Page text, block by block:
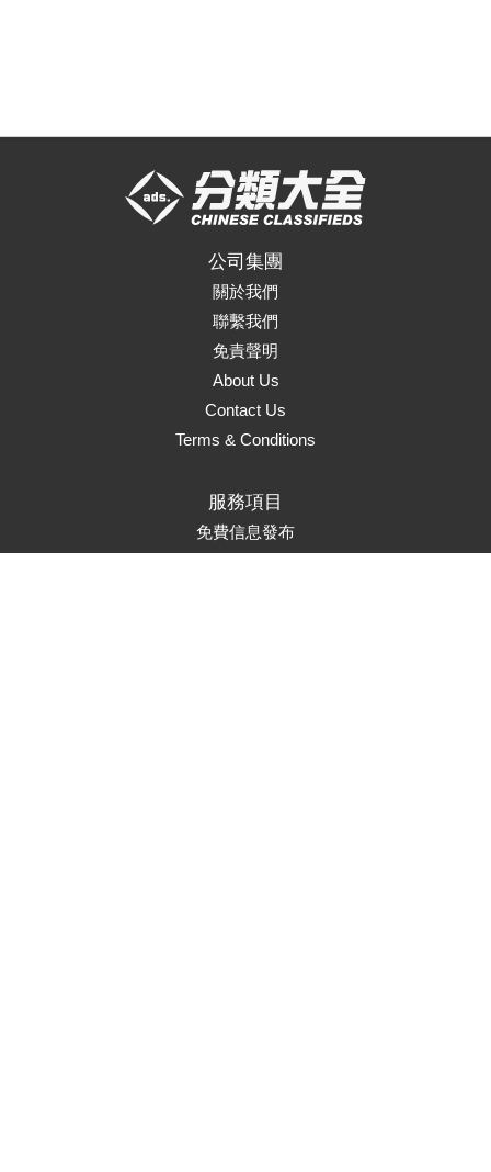
公司集團
關於我們
聯繫我們
免責聲明
About Us
Contact Us
Terms & Conditions
服務項目
免費信息發布